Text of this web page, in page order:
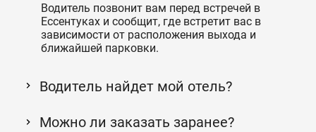
Водитель позвонит вам перед встречей в
Ессентуках и сообщит, где встретит вас в
зависимости от расположения выхода и
ближайшей парковки.
Водитель найдет мой отель?
Можно ли заказать заранее?